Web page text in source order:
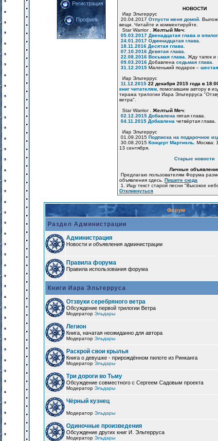
Регистрация
Профиль
НОВОСТИ
Иар Эльтеррус
20.04.2017 Отпусти меня домой .
вещи. Читайте и комментируйте.
Star Warrior . Желтый Меч:
05.03.2017 Двенадцатая глава и эпилог
24.01.2017 Одиннадцатая глава
18.11.2016 Десятая глава
07.10.2016 Девятая глава
22.08.2016 Восьмая глава . Жду тапок
09.03.2016 Добавлена седьмая глава
31.12.2015 Маленький подарок –
Иар Эльтеррус
11.12.2015 22 декабря 2015 года в
книг читателям , помогавшим автору в
тиража трилогии Иара Эльтерруса
ветра".
Star Warrior . Желтый Меч:
02.12.2015 Добавлена пятая глава.
04.11.2015 Добавлена четвёртая глава.
Иар Эльтеррус
01.09.2015 Подписка на подарочное
30.08.2015 Концерт Мартиэль . Москва:
13 сентября.
Старые новости
Личные
Предлагаю пользователям Форума
объявления здесь. Пишите сюда
1. Ищу текст старой песни "Высокое
Откликнуться
Форум
Раздел Администрации
Администрация
Новости и объявления администрации
Правила форума
Правила использования форума
Книги Иара Эльтерруса
Отзвуки серебряного ветра
Обсуждение первой трилогии Ветра
Модератор Эльдары
Легион
Книга, начатая неожиданно для автора
Модератор Эльдары
Раскрой свои крылья
Книга о девушке - прирождённом пилоте из Ринканга
Модератор Эльдары
Три дороги во Тьму
Обсуждение совместного с Сергеем Садовым проекта
Модератор Эльдары
Чёрный кузнец
Модератор Эльдары
Одиночные произведения
Обсуждение других книг И. Эльтерруса
Модератор Эльдары